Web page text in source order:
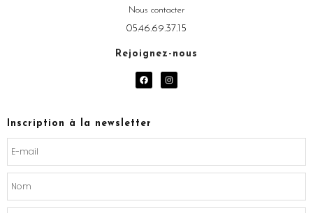
Nous contacter
05.46.69.37.15
Rejoignez-nous
F
a
o
I
n
Inscription à la newsletter